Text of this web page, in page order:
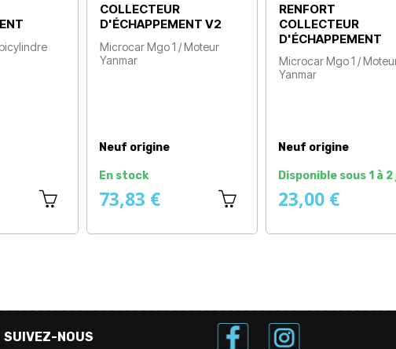
COLLECTEUR
D'ÉCHAPPEMENT V2
Microcar Mgo 1 / Moteur
Yanmar
Neuf origine
En stock
73,83 €
RENFORT
COLLECTEUR
D'ÉCHAPPEMENT
Microcar Mgo 1 /
Yanmar
Neuf origine
Disponible sous 1 à
23,00 €
SUIVEZ-NOUS